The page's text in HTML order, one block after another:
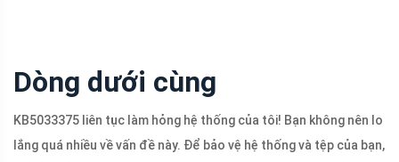
Dòng dưới cùng
KB5033375 liên tục làm hỏng hệ thống của tôi! Bạn không nên lo
lắng quá nhiều về vấn đề này. Để bảo vệ hệ thống và tệp của bạn,